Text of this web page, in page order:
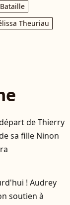
Theuriau
de Thierry
sa fille Ninon
! Audrey
soutien à